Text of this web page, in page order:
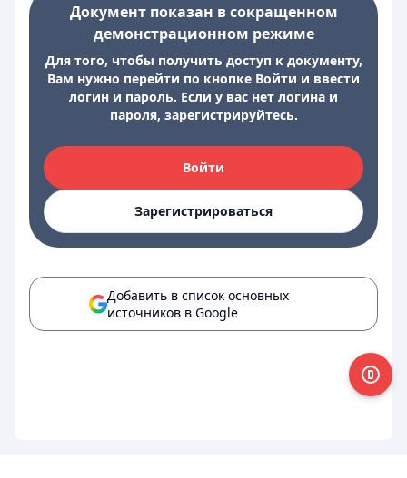
Документ показан в сокращенном
демонстрационном режиме
Для того, чтобы получить доступ к документу,
Вам нужно перейти по кнопке Войти и ввести
логин и пароль. Если у вас нет логина и
пароля, зарегистрируйтесь.
Войти
Зарегистрироваться
Добавить в список основных
источников в Google